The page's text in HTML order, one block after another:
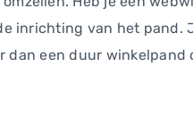
inrichting van het pand.
een duur winkelpand